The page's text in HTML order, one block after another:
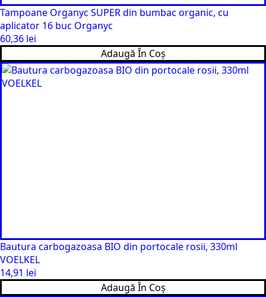
Tampoane Organyc SUPER din bumbac organic, cu
aplicator 16 buc Organyc
60,36 lei
Adaugă În Coș
Bautura carbogazoasa BIO din portocale rosii, 330ml
VOELKEL
14,91 lei
Adaugă În Coș